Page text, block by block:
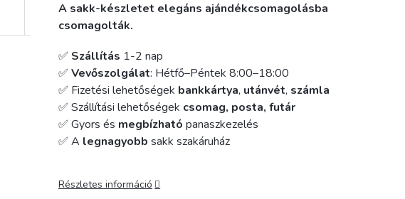
A sakk-készletet elegáns ajándékcsomagolásba
csomagolták.
✅ Szállítás 1-2 nap
✅ Vevőszolgálat: Hétfő–Péntek 8:00–18:00
✅ Fizetési lehetőségek bankkártya, utánvét, számla
✅ Szállítási lehetőségek csomag, posta, futár
✅ Gyors és megbízható panaszkezelés
✅ A legnagyobb sakk szakáruház
Részletes információ